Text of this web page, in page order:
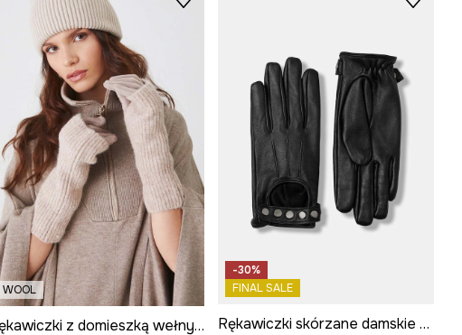
WOOL
Rękawiczki z domieszką wełny damskie kolor beżowy
-30%
FINAL SALE
Rękawiczki skórzane damskie z aplikacją kolor czarny